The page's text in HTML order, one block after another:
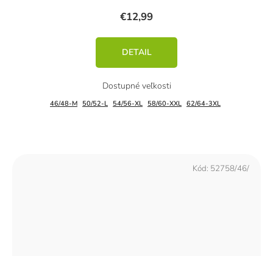
€12,99
DETAIL
46/48-M 50/52-L 54/56-XL 58/60-XXL 62/64-3XL
Kód: 52758/46/